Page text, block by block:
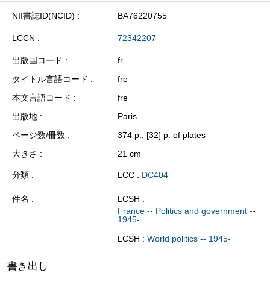
NII書誌ID(NCID) BA76220755
LCCN 72342207
出版国コード
fr
タイトル言語コード
fre
本文言語コード
fre
出版地
Paris
ページ数/冊数
374 p., [32] p. of plates
大きさ
21 cm
分類 LCC : DC404
件名
LCSH :
France -- Politics and government --
1945-
LCSH : World politics -- 1945-
書き出し